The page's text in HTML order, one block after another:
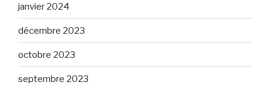
janvier 2024
décembre 2023
octobre 2023
septembre 2023